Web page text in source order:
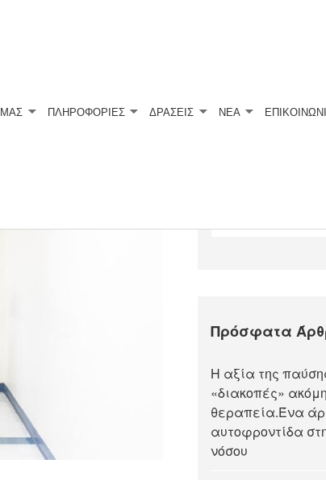
ΠΛΗΡΟΦΟΡΙΕΣ ΔΡΑΣΕΙΣ ΝΕΑ
Πρόσφατα
Η αξία της
«διακοπές»
θεραπεία.Ένα
αυτοφροντίδα
νόσου